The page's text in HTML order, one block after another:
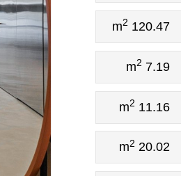
120.47 m
2
7.19 m
2
11.16 m
2
20.02 m
2